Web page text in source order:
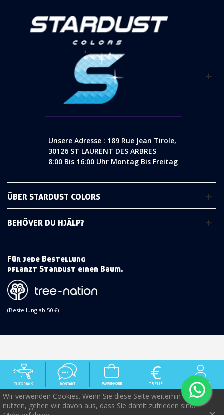
Unsere Adresse : 189 Rue Jean Tirole,
30126 ST LAURENT DES ARBRES
8:00 Bis 16:00 Uhr Montag Bis Freitag
ÜBER STARDUST COLORS
BEHÖVER DU HJÄLP?
Für jede Bestellung
pflanzt Stardust einen Baum.
(Bestellung ab 50 €)
€
TREUE
Wir verwenden Cookies. Wenn Sie diese Seite weiterhin
nutzen, gehen wir davon aus, dass Sie damit zufrieden sind.